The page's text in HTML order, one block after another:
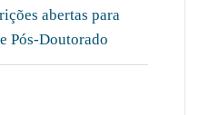
abertas para
Pós-Doutorado